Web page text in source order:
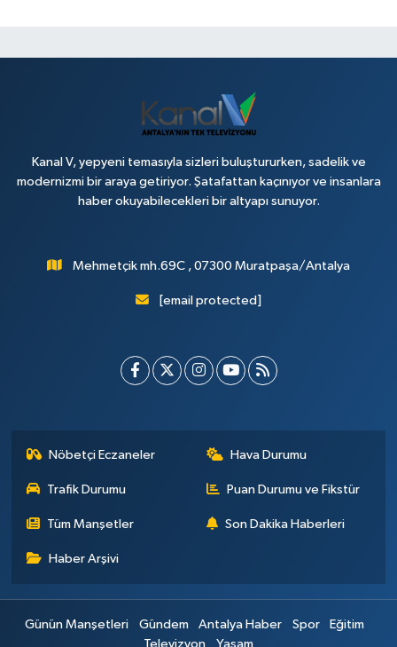
Kanal V, yepyeni temasıyla sizleri buluştururken, sadelik ve
modernizmi bir araya getiriyor. Şatafattan kaçınıyor ve insanlara
haber okuyabilecekleri bir altyapı sunuyor.
Mehmetçik mh.69C , 07300 Muratpaşa/Antalya
[email protected]
Nöbetçi Eczaneler Hava Durumu
Trafik Durumu Puan Durumu ve Fikstür
Tüm Manşetler Son Dakika Haberleri
Haber Arşivi
Günün Manşetleri Gündem Antalya Haber Spor
Eğitim
Televizyon
Yaşam